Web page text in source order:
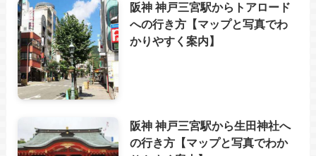
阪神 神戸三宮駅からトアロード
への行き方【マップと写真でわ
かりやすく案内】
阪神 神戸三宮駅から生田神社へ
の行き方【マップと写真でわか